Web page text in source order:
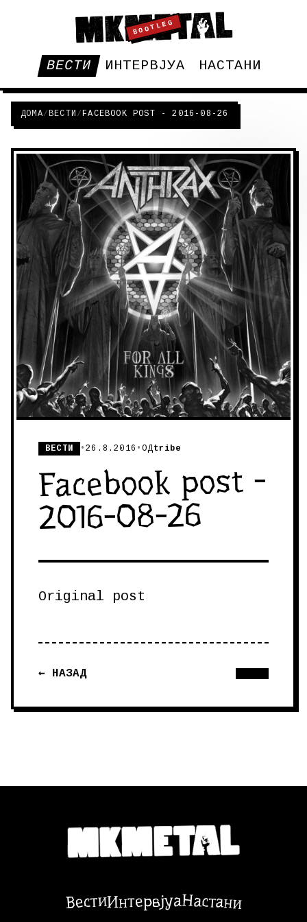
BOOTLEG
ВЕСТИ ИНТЕРВЈУА НАСТАНИ
ДОМА/ВЕСТИ /FACEBOOK POST - 2016-08-26
ВЕСТИ •26.8.2016 •ОДtribe
Facebook post -
2016-08-26
Original post
← НАЗАД
ВестиИнтервјуаНастани